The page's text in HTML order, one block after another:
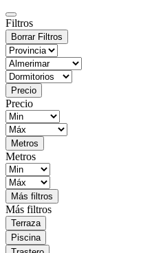
Filtros
Borrar Filtros
Precio
Precio
Metros
Metros
Más filtros
Más filtros
Terraza
Piscina